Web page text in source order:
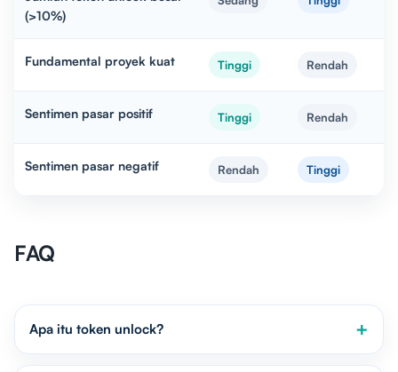
(>10%)
Fundamental proyek kuat Tinggi Rendah
Sentimen pasar positif Tinggi Rendah
Sentimen pasar negatif Rendah Tinggi
FAQ
Apa itu token unlock?